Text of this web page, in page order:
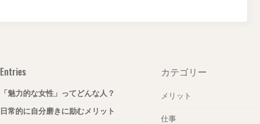
Entries
「魅力的な女性」ってどんな人？
日常的に自分磨きに励むメリット
カテゴリー
メリット
仕事